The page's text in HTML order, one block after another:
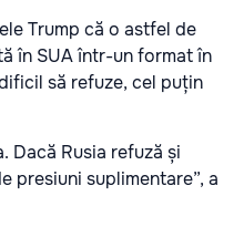
Trump că o astfel de
în SUA într-un format în
să refuze, cel puțin
Dacă Rusia refuză și
presiuni suplimentare”, a